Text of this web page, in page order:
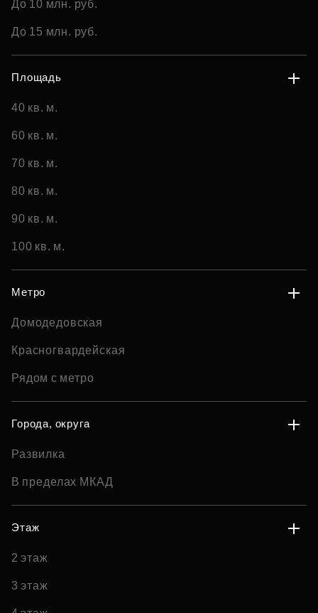
До 10 млн. руб.
До 15 млн. руб.
Площадь
40 кв. м.
60 кв. м.
70 кв. м.
80 кв. м.
90 кв. м.
100 кв. м.
Метро
Домодедовская
Красногвардейская
Рядом с метро
Города, округа
Развилка
В пределах МКАД
Этаж
2 этаж
3 этаж